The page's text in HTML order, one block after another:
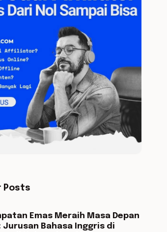
Posts
Emas Meraih Masa Depan
Jurusan Bahasa Inggris di